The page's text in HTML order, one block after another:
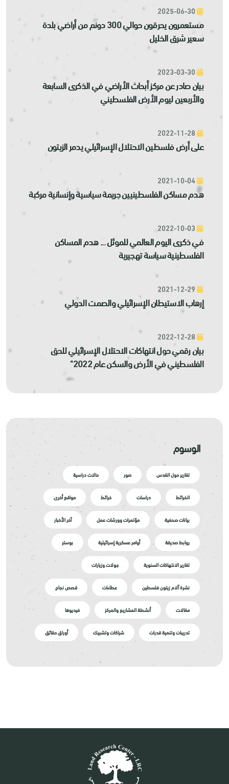
مستعمرون يحرقون حوالي 300 دونم من أراضي بلدة
سعير شرق الخليل
بيان صادر عن مركز أبحاث الأراضي في الذكرى السابعة
والأربعين ليوم الأرض الفلسطيني
على أرض فلسطين الاحتلال الإسرائيلي يدمر الزيتون
هدم مساكن الفلسطينيين جريمة سياسية وإنسانية مركبة
في ذكرى اليوم العالمي للموئل ... هدم المساكن
الفلسطينية سياسة تهجيرية
إرهاب الاستيطان الإسرائيلي والصمت الدولي
بيان رقمي حول انتهاكات الاحتلال الإسرائيلي للحق
الفلسطيني في الأرض والسكن عام 2022"
الوسوم
تقارير حول القدس صور حالات دراسية
الخرائط دراسات خرائط مواقع أخرى
بيانات صحفية مؤتمرات وورشات عمل آخر الأخبار
روابط صديقة أوامر عسكرية إسرائيلية بوستر
تقارير الانتهاكات السنوية جولات وزيارات
نشرة آلام زيتون فلسطين عطاءات قصص نجاح
مقالات أنشطة المشاريع والمركز فيديوها
تدريبات وتنمية قدرات شراكات وتشبيك أوراق حقائق